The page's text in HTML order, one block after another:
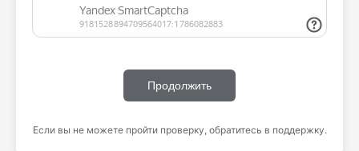
Продолжить
Если вы не можете пройти проверку, обратитесь в поддержку.